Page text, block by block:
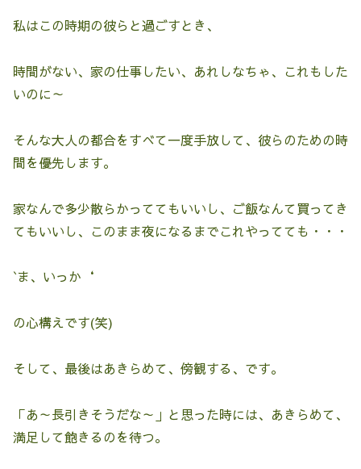
私はこの時期の彼らと過ごすとき、
時間がない、家の仕事したい、あれしなちゃ、これもした
いのに～
そんな大人の都合をすべて一度手放して、彼らのための時
間を優先します。
家なんで多少散らかっててもいいし、ご飯なんて買ってき
てもいいし、このまま夜になるまでこれやってても・・・
`ま、いっか‘
の心構えです(笑)
そして、最後はあきらめて、傍観する、です。
「あ～長引きそうだな～」と思った時には、あきらめて、
満足して飽きるのを待つ。